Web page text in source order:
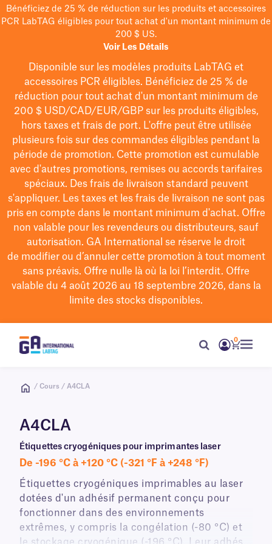
Bénéficiez de 25 % de réduction sur les produits et accessoires
PCR LabTAG éligibles pour tout achat d'un montant minimum de
200 $ US.
Voir Les Détails
Disponible sur les modèles produits LabTAG et
accessoires PCR éligibles. Bénéficiez de 25 % de
réduction pour tout achat d'un montant minimum de
200 $USD/CAD/EUR/GBPsur les produits éligibles,
hors taxes et frais de port. L'offre peut être utilisée
plusieurs fois sur des commandes éligibles pendant la
période de promotion. Cette promotion est cumulable
avec d'autres promotions, remises ou accords tarifaires
spéciaux. Des frais de livraison standard peuvent
s'appliquer. Les taxes et les frais de livraison ne sont pas
pris en compte dans le montant minimum d'achat. Offre
non valable pour les revendeurs ou distributeurs, sauf
autorisation. GA International se réserve le droit
de modifierou d’annuler cette promotion à tout moment
sans préavis. Offre nulle là où la loi l’interdit. Offre
valable du 4 août 2026 au 18 septembre 2026, dans la
limite des stocks disponibles.
0
/ Cours / A4CLA
A4CLA
Étiquettes cryogéniques pour imprimantes laser
De -196 °C à +120 °C (-321 °F à +248 °F)
Étiquettes cryogéniques imprimables au laser
dotées d'un adhésif permanent conçu pour
fonctionner dans des environnements
extrêmes, y compris la congélation (-80 °C) et